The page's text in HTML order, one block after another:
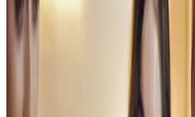
Flexibilidade e escalabilidade
Empreendedores ganham a liberdade
dinamicamente conforme a
Além disso, a economia
negócios, permitindo aumentar ou
conforme a necessidade, sem o peso